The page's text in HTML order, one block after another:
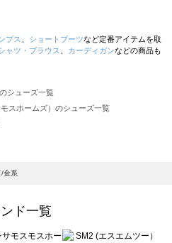
プス ショートブーツなど定番アイテムを取
ャツ・ブラウス カーディガンなどの商品も
シューズ一覧
スホームズ）のシューズ一覧
イサマンサモスモス）のシューズ一覧
ブルー）のシューズ一覧
/金系
ド一覧